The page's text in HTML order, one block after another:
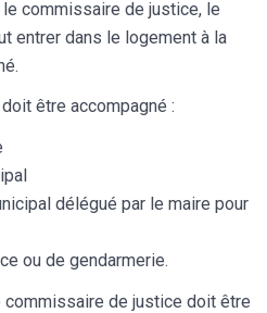
commissaire de justice, le
entrer dans le logement à la
être accompagné :
délégué par le maire pour
ou de gendarmerie.
de justice doit être